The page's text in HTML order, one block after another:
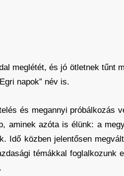
meglétét, és jó ötletnek tűnt
napok” név is.
és megannyi próbálkozás
aminek azóta is élünk: a
Idő közben jelentősen
témákkal foglalkozunk